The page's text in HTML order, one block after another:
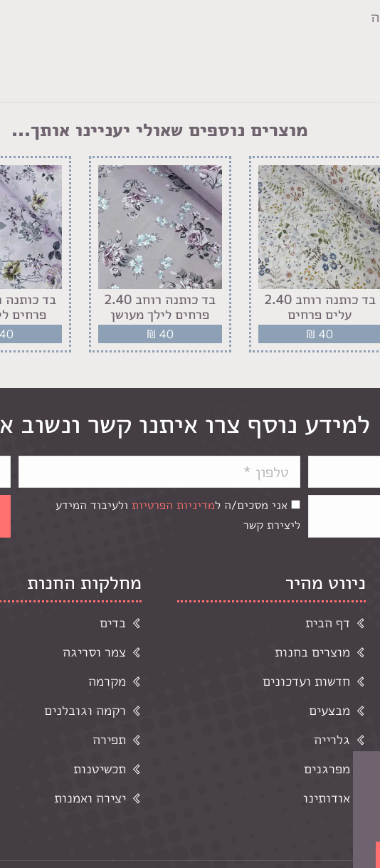
מוצרים נוספים שאולי יעניינו אותך...
בד כותנה רוחב 2.40
עלים פרחים
₪ 40
בד כותנה רוחב 2.40
פרחים לילך מעושן
₪ 40
פרחים
40
למידע נוסף צרו איתנו קשר ונשוב
אני מסכים/ה למדיניות הפרטיות ולעיבוד המידע
ליצירת קשר
ניווט מהיר
דף הבית
מוצרים בחנות
חדשות ועדכונים
מבצעים
גלרייה
מפרגנים
אודותינו
מחלקות החנות
בדים
צמר וסריגה
מקרמה
רקמה וגובלנים
תפירה
תכשיטנות
יצירה ואמנות